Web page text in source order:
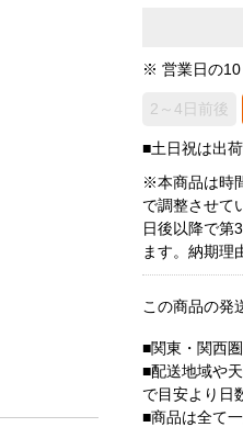
※ 営業日の10
2～4日前後
■土日祝は出
※本商品は時
で調整させて
日後以降で第
ます。納期理
この商品の発
■関東・関西
■配送地域や
で目安より日
■商品は全て